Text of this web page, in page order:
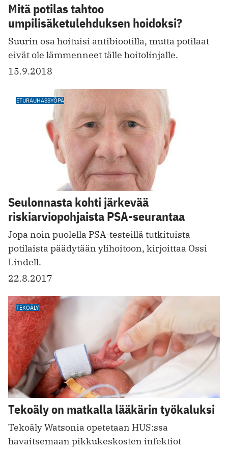
Mitä potilas tahtoo
umpilisäketulehduksen hoidoksi?
Suurin osa hoituisi antibiootilla, mutta potilaat
eivät ole lämmenneet tälle hoitolinjalle.
15.9.2018
ETURAUHASSYÖPÄ
Seulonnasta kohti järkevää
riskiarviopohjaista PSA-seurantaa
Jopa noin puolella PSA-testeillä tutkituista
potilaista päädytään ylihoitoon, kirjoittaa Ossi
Lindell.
22.8.2017
TEKOÄLY
Tekoäly on matkalla lääkärin työkaluksi
Tekoäly Watsonia opetetaan HUS:ssa
havaitsemaan pikkukeskosten infektiot